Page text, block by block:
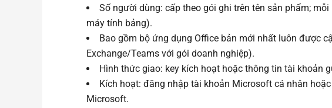
Số người dùng: cấp theo gói ghi trên tên sản phẩm;
máy tính bảng).
Bao gồm bộ ứng dụng Office bản mới nhất luôn được
Exchange/Teams với gói doanh nghiệp).
Hình thức giao: key kích hoạt hoặc thông tin tài khoản
Kích hoạt: đăng nhập tài khoản Microsoft cá nhân
Microsoft.